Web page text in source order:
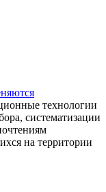
технологии
систематизации
на территории